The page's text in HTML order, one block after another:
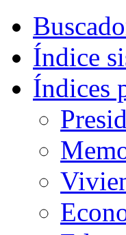
Índice
Índices